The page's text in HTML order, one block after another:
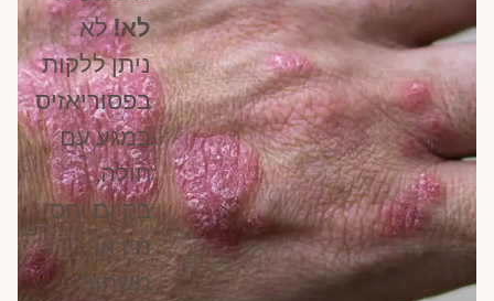
לא!לא
ניתן ללקות
בפסוריאזיס
במגע עם
חולה,
בקיום יחסי
מין או
משחיה